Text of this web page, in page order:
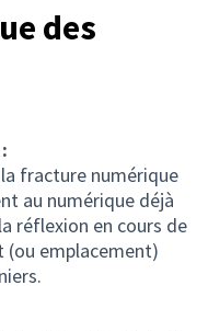
des
fracture numérique
au numérique déjà
réflexion en cours de
(ou emplacement)